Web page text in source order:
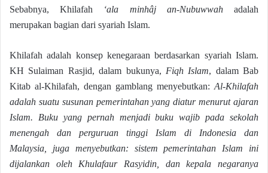
Sebabnya, Khilafah ‘ala minhâj an-Nubuwwahadalah
merupakan bagian dari syariah Islam.
Khilafah adalah konsep kenegaraan berdasarkan syariah Islam.
KH Sulaiman Rasjid, dalam bukunya, Fiqh Islam, dalam Bab
Kitab al-Khilafah, dengan gamblang menyebutkan: Al-Khilafah
adalah suatu susunan pemerintahan yang diatur menurut ajaran
Islam. Buku yang pernah menjadi buku wajib pada sekolah
menengah dan perguruan tinggi Islam di Indonesia dan
Malaysia, juga menyebutkan: sistem pemerintahan Islam ini
dijalankan oleh Khulafaur Rasyidin, dan kepala negaranya